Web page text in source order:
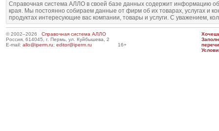
Справочная система АЛЛО в своей базе данных содержит информацию
края. Мы постоянно собираем данные от фирм об их товарах, услугах и
продуктах интересующие вас компании, товары и услуги. С уважением,
© 2002–2026 Справочная система АЛЛО
Россия, 614045, г. Пермь, ул. Куйбышева, 2
E-mail: allo@iperm.ru; editor@iperm.ru 16+